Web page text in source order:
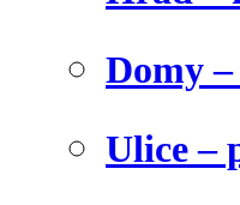
Domy
Ulice –